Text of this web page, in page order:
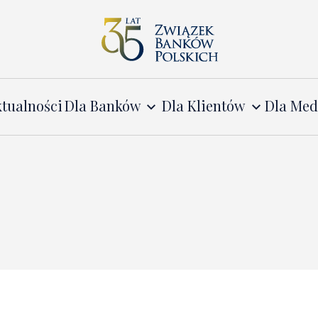
Dla Banków Dla Klientów Dla